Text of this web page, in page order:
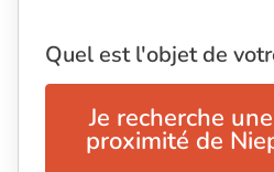
Quel est l'objet de
Je recherche
proximité de